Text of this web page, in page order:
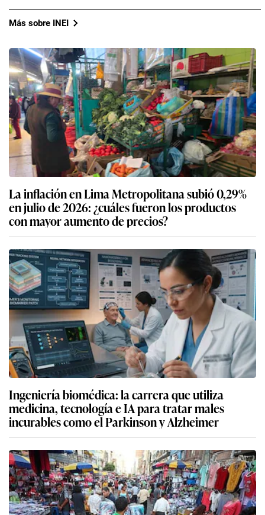
Más sobre INEI
La inflación en Lima Metropolitana subió 0,29%
en julio de 2026: ¿cuáles fueron los productos
con mayor aumento de precios?
Ingeniería biomédica: la carrera que utiliza
medicina, tecnología e IA para tratar males
incurables como el Parkinson y Alzheimer